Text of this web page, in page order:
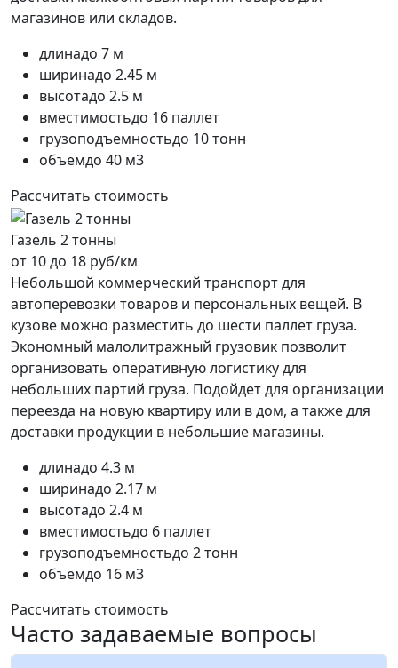
магазинов или складов.
длинадо 7 м
ширинадо 2.45 м
высотадо 2.5 м
вместимостьдо 16 паллет
грузоподъемностьдо 10 тонн
объемдо 40 м3
Рассчитать стоимость
Газель 2 тонны
от 10 до 18 руб/км
Небольшой коммерческий транспорт для
автоперевозки товаров и персональных вещей. В
кузове можно разместить до шести паллет груза.
Экономный малолитражный грузовик позволит
организовать оперативную логистику для
небольших партий груза. Подойдет для организации
переезда на новую квартиру или в дом, а также для
доставки продукции в небольшие магазины.
длинадо 4.3 м
ширинадо 2.17 м
высотадо 2.4 м
вместимостьдо 6 паллет
грузоподъемностьдо 2 тонн
объемдо 16 м3
Рассчитать стоимость
Часто задаваемые вопросы